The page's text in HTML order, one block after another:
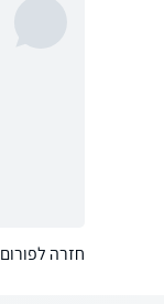
חזרה לפורום